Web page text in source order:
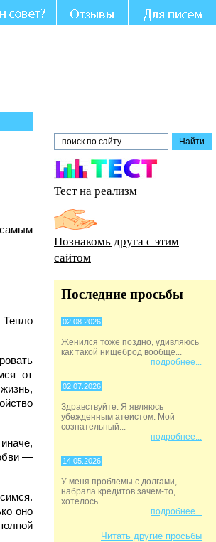
Тепло
от
—
оно
Тест на реализм
Познакомь друга с этим
сайтом
Последние просьбы
02.08.2026
Женился тоже поздно, удивляюсь
как такой нищеброд вообще...
подробнее...
02.07.2026
Здравствуйте. Я являюсь
убежденным атеистом. Мой
сознательный...
подробнее...
14.05.2026
У меня проблемы с долгами,
набрала кредитов зачем-то,
хотелось...
подробнее...
Читать другие просьбы